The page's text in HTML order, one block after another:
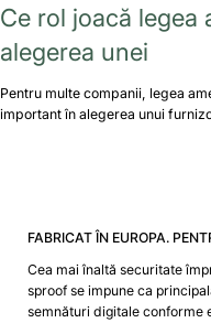
Ce rol joacă legea
alegerea unei
Pentru multe companii, legea
important în alegerea unui
FABRICAT ÎN EUROPA.
Cea mai înaltă securitate
sproof se impune ca
semnături digitale conforme